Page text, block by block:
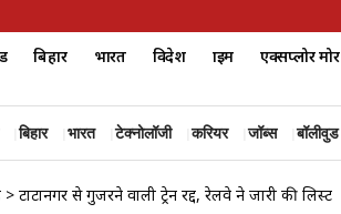
बिहार भारत विदेश क्राइम एक्सप्लोर मोर
बिहार भारत टेक्नोलॉजी करियर जॉब्स बॉलीवुड
> टाटानगर से गुजरने वाली ट्रेनें रद्द, रेलवे ने जारी की लिस्ट